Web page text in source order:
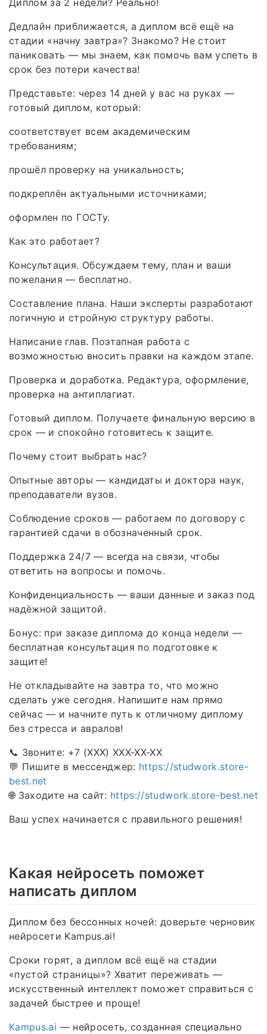
Дедлайн приближается, а диплом всё ещё на
стадии «начну завтра»? Знакомо? Не стоит
паниковать — мы знаем, как помочь вам успеть в
срок без потери качества!
Представьте: через 14 дней у вас на руках —
готовый диплом, который:
соответствует всем академическим
требованиям;
прошёл проверку на уникальность;
подкреплён актуальными источниками;
оформлен по ГОСТу.
Как это работает?
Консультация. Обсуждаем тему, план и ваши
пожелания — бесплатно.
Составление плана. Наши эксперты разработают
логичную и стройную структуру работы.
Написание глав. Поэтапная работа с
возможностью вносить правки на каждом этапе.
Проверка и доработка. Редактура, оформление,
проверка на антиплагиат.
Готовый диплом. Получаете финальную версию в
срок — и спокойно готовитесь к защите.
Почему стоит выбрать нас?
Опытные авторы — кандидаты и доктора наук,
преподаватели вузов.
Соблюдение сроков — работаем по договору с
гарантией сдачи в обозначенный срок.
Поддержка 24/7 — всегда на связи, чтобы
ответить на вопросы и помочь.
Конфиденциальность — ваши данные и заказ под
надёжной защитой.
Бонус: при заказе диплома до конца недели —
бесплатная консультация по подготовке к
защите!
Не откладывайте на завтра то, что можно
сделать уже сегодня. Напишите нам прямо
сейчас — и начните путь к отличному диплому
без стресса и авралов!
📞 Звоните: +7 (XXX) XXX-XX-XX
💬 Пишите в мессенджер: https://studwork.store-
best.net
🌐 Заходите на сайт: https://studwork.store-best.net
Ваш успех начинается с правильного решения!
Какая нейросеть поможет
написать диплом
Диплом без бессонных ночей: доверьте черновик
нейросети Kampus.ai!
Сроки горят, а диплом всё ещё на стадии
«пустой страницы»? Хватит переживать —
искусственный интеллект поможет справиться с
задачей быстрее и проще!
Kampus.ai — нейросеть, созданная специально